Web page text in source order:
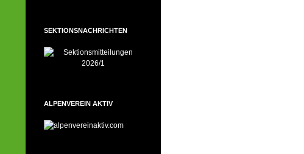
SEKTIONSNACHRICHTEN
ALPENVEREIN AKTIV